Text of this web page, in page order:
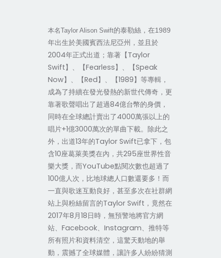
本名Taylor Alison Swift的泰勒絲，在1989
年出生於美國賓西法尼亞州，並且於
2004年正式出道；靠著【Taylor
Swift】、【Fearless】、【Speak
Now】、【Red】、【1989】等專輯，
成為了持續在發光發熱的新世代傳奇，更
靠著歌聲唱出了超過84億台幣的身價，
同時在全球總計賣出了4000萬張以上的
唱片+1億3000萬次的單曲下載。除此之
外，出道13年的Taylor Swift已拿下，包
含10座葛萊美獎在內，共295座世界性音
樂大獎，而YouTube點閱次數也超過了
100億人次，比地球總人口數還要多！而
一直與歌迷互動良好，甚至多次在社群網
站上與粉絲留言的Taylor Swift，竟然在
2017年8月18日時，無預警地將官方網
站、Facebook、Instagram、推特等
所有照片和資料清空，這驚天動地的舉
動，震撼了全球媒體，讓許多人紛紛猜測